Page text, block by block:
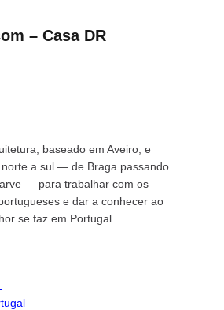
– Casa DR
baseado em Aveiro, e
a sul — de Braga passando
— para trabalhar com os
e dar a conhecer ao
se faz em Portugal.